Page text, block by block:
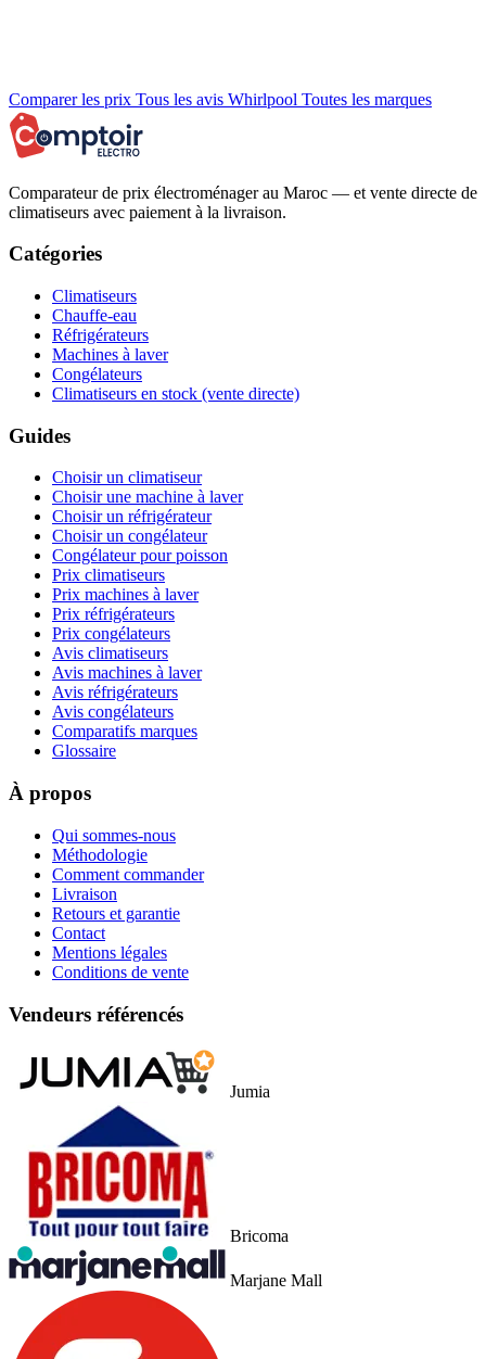
Comparer les prix Tous les avis Whirlpool Toutes les marques
Comparateur de prix électroménager au Maroc — et vente directe de
climatiseurs avec paiement à la livraison.
Catégories
Climatiseurs
Chauffe-eau
Réfrigérateurs
Machines à laver
Congélateurs
Climatiseurs en stock (vente directe)
Guides
Choisir un climatiseur
Choisir une machine à laver
Choisir un réfrigérateur
Choisir un congélateur
Congélateur pour poisson
Prix climatiseurs
Prix machines à laver
Prix réfrigérateurs
Prix congélateurs
Avis climatiseurs
Avis machines à laver
Avis réfrigérateurs
Avis congélateurs
Comparatifs marques
Glossaire
À propos
Qui sommes-nous
Méthodologie
Comment commander
Livraison
Retours et garantie
Contact
Mentions légales
Conditions de vente
Vendeurs référencés
Jumia
Bricoma
Marjane Mall